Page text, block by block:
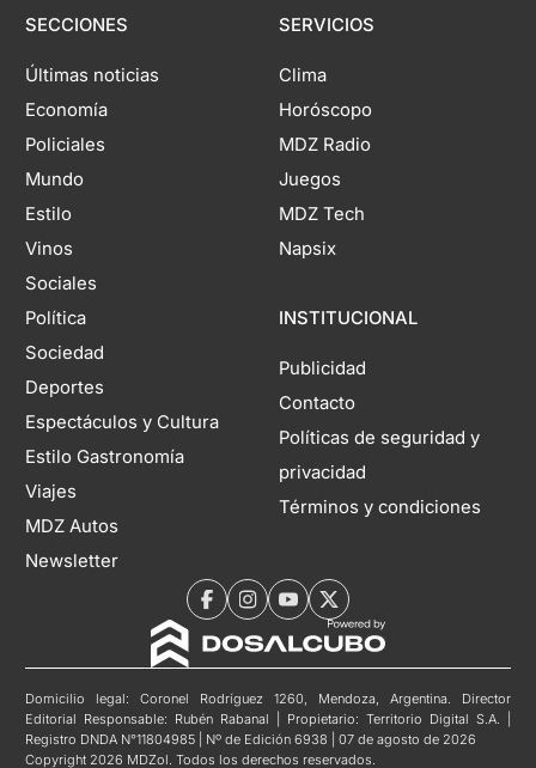
SECCIONES
Últimas noticias
Economía
Policiales
Mundo
Estilo
Vinos
Sociales
Política
Sociedad
Deportes
Espectáculos y Cultura
Estilo Gastronomía
Viajes
MDZ Autos
Newsletter
SERVICIOS
Clima
Horóscopo
MDZ Radio
Juegos
MDZ Tech
Napsix
INSTITUCIONAL
Publicidad
Contacto
Políticas de seguridad y
privacidad
Términos y condiciones
Domicilio legal: Coronel Rodríguez 1260, Mendoza, Argentina. Director
Editorial Responsable: Rubén Rabanal | Propietario: Territorio Digital S.A. |
Registro DNDA N°11804985 | Nº de Edición 6938 | 07 de agosto de 2026
Copyright 2026 MDZol. Todos los derechos reservados.